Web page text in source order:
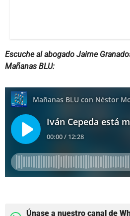
Escuche al abogado Jaime
Mañanas BLU:
Únase a nuestro canal de